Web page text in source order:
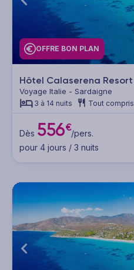
OFFRE BON PLAN
Hôtel Calaserena Resort
Voyage Italie - Sardaigne
3 à 14 nuits Tout compris
Dès 556€/pers.
pour 4 jours / 3 nuits